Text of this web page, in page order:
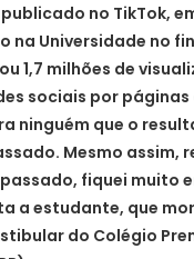
publicado no TikTok,
na Universidade no
1,7 milhões de
sociais por páginas
ninguém que o
Mesmo assim,
fiquei muito
a estudante, que
do Colégio